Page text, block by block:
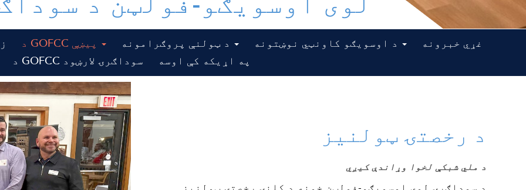
غړي خبرونه
د GOFCC سوداګرۍ لارښود
په اړیکه کې اوسه
د رخصتۍ ټولنیز
د ملي شبکې لخوا وړاندې کیږي